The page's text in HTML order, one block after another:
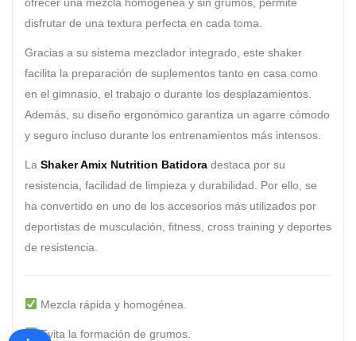
disfrutar de una textura perfecta en cada toma.
Gracias a su sistema mezclador integrado, este shaker
facilita la preparación de suplementos tanto en casa como
en el gimnasio, el trabajo o durante los desplazamientos.
Además, su diseño ergonómico garantiza un agarre cómodo
y seguro incluso durante los entrenamientos más intensos.
La Shaker Amix Nutrition Batidora destaca por su
resistencia, facilidad de limpieza y durabilidad. Por ello, se
ha convertido en uno de los accesorios más utilizados por
deportistas de musculación, fitness, cross training y deportes
de resistencia.
Mezcla rápida y homogénea.
Evita la formación de grumos.